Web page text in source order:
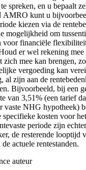
spreken, en u bepaalt
kunt u
kiezen via de
mogelijkheid om
voor financiële
er wel rekening mee
zich mee kan brengen,
vergoeding kan
al zijn aan de
Bijvoorbeeld, bij een
van 3,51% (een tarief
vaste NHG hypotheek)
specifieke kosten voor
periode zijn
de resterende looptijd
actuele rentestanden.
auteur